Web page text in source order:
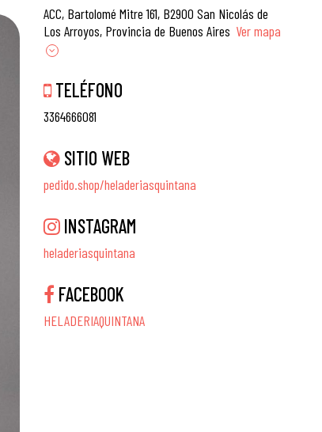
ACC, Bartolomé Mitre 161, B2900 San Nicolás de
Los Arroyos, Provincia de Buenos Aires Ver mapa
TELÉFONO
3364666081
SITIO WEB
pedido.shop/heladeriasquintana
INSTAGRAM
heladeriasquintana
FACEBOOK
HELADERIAQUINTANA